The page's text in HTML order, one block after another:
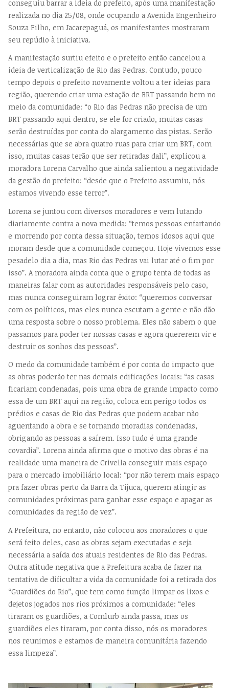
conseguiu barrar a ideia do prefeito, após uma manifestação
realizada no dia 25/08, onde ocupando a Avenida Engenheiro
Souza Filho, em Jacarepaguá, os manifestantes mostraram
seu repúdio à iniciativa.
A manifestação surtiu efeito e o prefeito então cancelou a
ideia de verticalização de Rio das Pedras. Contudo, pouco
tempo depois o prefeito novamente voltou a ter ideias para
região, querendo criar uma estação de BRT passando bem no
meio da comunidade: “o Rio das Pedras não precisa de um
BRT passando aqui dentro, se ele for criado, muitas casas
serão destruídas por conta do alargamento das pistas. Serão
necessárias que se abra quatro ruas para criar um BRT, com
isso, muitas casas terão que ser retiradas dali”, explicou a
moradora Lorena Carvalho que ainda salientou a negatividade
da gestão do prefeito: “desde que o Prefeito assumiu, nós
estamos vivendo esse terror”.
Lorena se juntou com diversos moradores e vem lutando
diariamente contra a nova medida: “temos pessoas enfartando
e morrendo por conta dessa situação, temos idosos aqui que
moram desde que a comunidade começou. Hoje vivemos esse
pesadelo dia a dia, mas Rio das Pedras vai lutar até o fim por
isso”. A moradora ainda conta que o grupo tenta de todas as
maneiras falar com as autoridades responsáveis pelo caso,
mas nunca conseguiram lograr êxito: “queremos conversar
com os políticos, mas eles nunca escutam a gente e não dão
uma resposta sobre o nosso problema. Eles não sabem o que
passamos para poder ter nossas casas e agora quererem vir e
destruir os sonhos das pessoas”.
O medo da comunidade também é por conta do impacto que
as obras poderão ter nas demais edificações locais: “as casas
ficariam condenadas, pois uma obra de grande impacto como
essa de um BRT aqui na região, coloca em perigo todos os
prédios e casas de Rio das Pedras que podem acabar não
aguentando a obra e se tornando moradias condenadas,
obrigando as pessoas a saírem. Isso tudo é uma grande
covardia”. Lorena ainda afirma que o motivo das obras é na
realidade uma maneira de Crivella conseguir mais espaço
para o mercado imobiliário local: “por não terem mais espaço
pra fazer obras perto da Barra da Tijuca, querem atingir as
comunidades próximas para ganhar esse espaço e apagar as
comunidades da região de vez”.
A Prefeitura, no entanto, não colocou aos moradores o que
será feito deles, caso as obras sejam executadas e seja
necessária a saída dos atuais residentes de Rio das Pedras.
Outra atitude negativa que a Prefeitura acaba de fazer na
tentativa de dificultar a vida da comunidade foi a retirada dos
“Guardiões do Rio”, que tem como função limpar os lixos e
dejetos jogados nos rios próximos a comunidade: “eles
tiraram os guardiões, a Comlurb ainda passa, mas os
guardiões eles tiraram, por conta disso, nós os moradores
nos reunimos e estamos de maneira comunitária fazendo
essa limpeza”.